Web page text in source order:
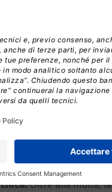
i pilastri di
e pratiche di
illecita
dei log internet
Oltre alla multa, la